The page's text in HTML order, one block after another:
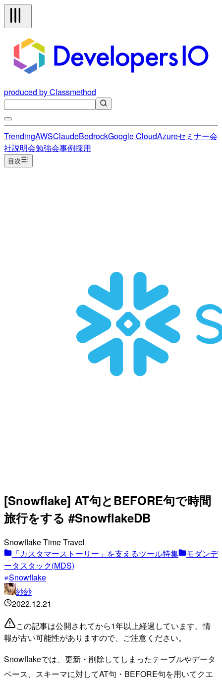
produced by Classmethod
TrendingAWSClaudeBedrockGoogle CloudAzureセミナー会
社説明会勉強会事例採用
目次
[Snowflake] AT句とBEFORE句で時間
旅行をする #SnowflakeDB
Snowflake Time Travel
「カスタマーストーリー」を支えるツール特集
モダンデ
ータスタック(MDS)
Snowflake
紗紗
2022.12.21
この記事は公開されてから1年以上経過しています。情
報が古い可能性がありますので、ご注意ください。
Snowflakeでは、更新・削除してしまったテーブルやデータ
ベース、スキーマに対してAT句・BEFORE句を用いてクエ